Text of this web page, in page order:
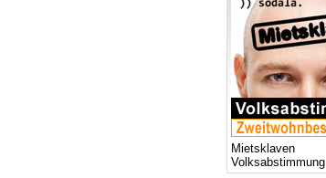
Mietsklaven
Volksabstimmung